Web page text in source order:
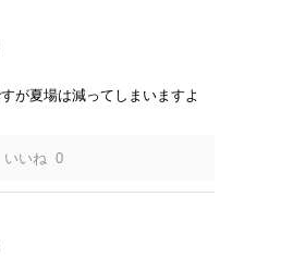
が夏場は減ってしまいますよ
0